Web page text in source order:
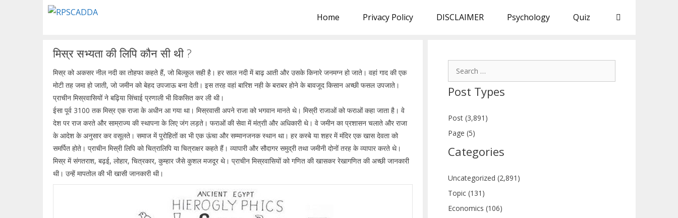
Home Privacy Policy DISCLAIMER Psychology Quiz
मिस्र सभ्यता की लिपि कौन सी थी ?
मिस्र को अकसर नील नदी का तोहफा कहते हैं, जो बिल्कुल सही है। हर साल नदी में बाढ़ आती और उसके किनारे जनमग्न हो जाते। वहां गाद की एक
मोटी तह जमा हो जाती, जो जमीन को बेहद उपजाऊ बना देती। इस तरह वहां बारिश नही के बराबर होने के बावजूद किसान अच्छी फसल उपजाते।
प्राचीन मिस्रवासियों ने बढ़िया सिंचाई प्रणाली भी विकसित कर ली थी।
ईसा पूर्व 3100 तक मिस्र एक राजा के अधीन आ गया था। मिस्रवासी अपने राजा को भगवान मानते थे। मिस्री राजाओं को फराओं कहा जाता है। वे
देश पर राज करते और साम्राज्य की स्थापना के लिए जंग लड़ते। फराओं की सेवा में मंत्राी और अधिकारी थे। वे जमीन का प्रशासन चलाते और राजा
के आदेश के अनुसार कर वसूलते। समाज में पुरोहितों का भी एक ऊंचा और सम्मानजनक स्थान था। हर कस्बे या शहर में मंदिर एक खास देवता को
समर्पित होते। प्राचीन मिस्री लिपि को चित्रालिपि या चित्राक्षर कहते हैं। व्यापारी और सौदागर समुद्री तथा जमीनी दोनों तरह के व्यापार करते थे।
मिस्र में संगतराश, बढ़ई, लोहार, चित्रकार, कुम्हार जैसे कुशल मजदूर थे। प्राचीन मिस्रवासियों को गणित की खासकर रेखागणित की अच्छी जानकारी
थी। उन्हें मापतोल की भी खासी जानकारी थी।
Post Types
Post (3,891)
Page (5)
Categories
Uncategorized (2,891)
Topic (131)
Economics (106)